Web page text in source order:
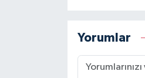
Yorumlar